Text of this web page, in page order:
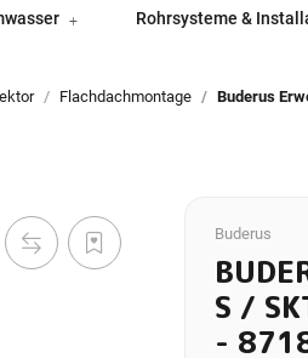
Rohrsysteme &
Flachdachmontage Buderus
Buderus
S /
-